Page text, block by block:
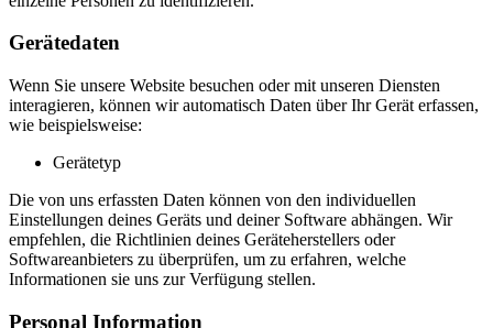
Gerätedaten
Wenn Sie unsere Website besuchen oder mit unseren Diensten
interagieren, können wir automatisch Daten über Ihr Gerät erfassen,
wie beispielsweise:
Gerätetyp
Die von uns erfassten Daten können von den individuellen
Einstellungen deines Geräts und deiner Software abhängen. Wir
empfehlen, die Richtlinien deines Geräteherstellers oder
Softwareanbieters zu überprüfen, um zu erfahren, welche
Informationen sie uns zur Verfügung stellen.
Personal Information